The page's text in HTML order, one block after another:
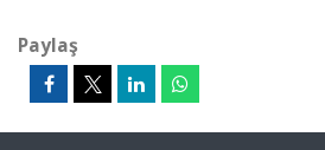
Paylaş